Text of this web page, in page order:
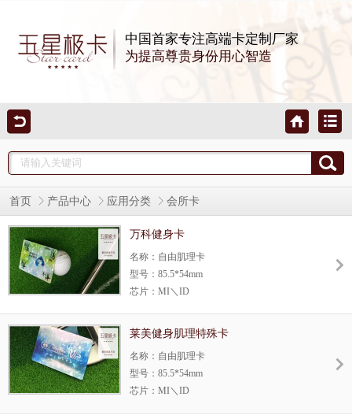
中国首家专注高端卡定制厂家
为提高尊贵身份用心智造
首页 产品中心 应用分类 会所卡
万科健身卡
名称：自由肌理卡
型号：85.5*54mm
芯片：MI＼ID
生产方式：自由肌纹理卡，为千丰彩五星极
独一无二。
莱美健身肌理特殊卡
名称：自由肌理卡
型号：85.5*54mm
芯片：MI＼ID